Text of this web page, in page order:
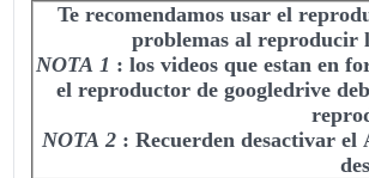
Te recomendamos usar el
problemas al reproducir
NOTA 1 : los videos que estan en
el reproductor de googledrive
NOTA 2 : Recuerden desactivar el